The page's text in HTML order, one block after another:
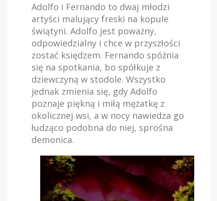
Adolfo i Fernando to dwaj młodzi
artyści malujący freski na kopule
świątyni. Adolfo jest poważny,
odpowiedzialny i chce w przyszłości
zostać księdzem. Fernando spóźnia
się na spotkania, bo spółkuje z
dziewczyną w stodole. Wszystko
jednak zmienia się, gdy Adolfo
poznaje piękną i miłą mężatkę z
okolicznej wsi, a w nocy nawiedza go
łudząco podobna do niej, sprośna
demonica.